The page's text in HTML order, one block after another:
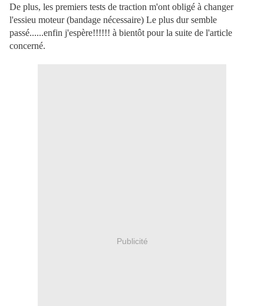
De plus, les premiers tests de traction m'ont obligé à changer
l'essieu moteur (bandage nécessaire) Le plus dur semble
passé......enfin j'espère!!!!!! à bientôt pour la suite de l'article
concerné.
Publicité